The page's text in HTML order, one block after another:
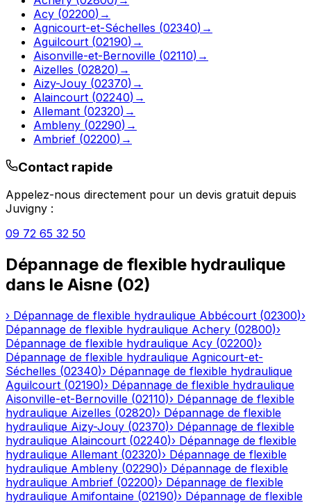
Acy (02200) →
Agnicourt-et-Séchelles (02340) →
Aguilcourt (02190) →
Aisonville-et-Bernoville (02110) →
Aizelles (02820) →
Aizy-Jouy (02370) →
Alaincourt (02240) →
Allemant (02320) →
Ambleny (02290) →
Ambrief (02200) →
Contact rapide
Appelez-nous directement pour un devis gratuit depuis
Juvigny :
09 72 65 32 50
Dépannage de flexible hydraulique
dans le Aisne (02)
› Dépannage de flexible hydraulique Abbécourt (02300)›
Dépannage de flexible hydraulique Achery (02800)›
Dépannage de flexible hydraulique Acy (02200)›
Dépannage de flexible hydraulique Agnicourt-et-
Séchelles (02340)› Dépannage de flexible hydraulique
Aguilcourt (02190)› Dépannage de flexible hydraulique
Aisonville-et-Bernoville (02110)› Dépannage de flexible
hydraulique Aizelles (02820)› Dépannage de flexible
hydraulique Aizy-Jouy (02370)› Dépannage de flexible
hydraulique Alaincourt (02240)› Dépannage de flexible
hydraulique Allemant (02320)› Dépannage de flexible
hydraulique Ambleny (02290)› Dépannage de flexible
hydraulique Ambrief (02200)› Dépannage de flexible
hydraulique Amifontaine (02190)› Dépannage de flexible